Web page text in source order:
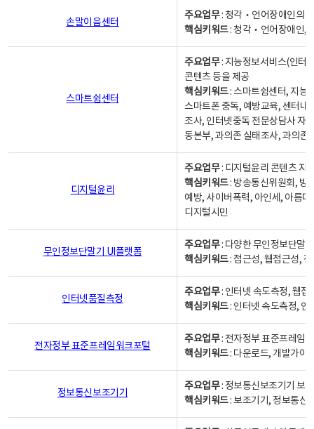
손말이음센터
주요업무: 청각‧언어장애인의
핵심키워드: 청각‧언어장애인,
스마트쉼센터
주요업무: 지능정보서비스(인터
콘텐츠 등을 제공
핵심키워드: 스마트쉼센터, 지능
스마트폰 중독, 예방교육, 센터내
조사, 인터넷중독 전문상담사 자
동본부, 과의존 실태조사, 과의존
디지털윤리
주요업무: 디지털윤리 콘텐츠 지
핵심키워드: 방송통신위원회, 방
예방, 사이버폭력, 아인세, 아름
디지털시민
무인정보단말기 UI플랫폼
주요업무: 다양한 무인정보단말
핵심키워드: 접근성, 웹접근성,
인터넷품질측정
주요업무: 인터넷 속도측정, 웹접
핵심키워드: 인터넷 속도측정, 인
전자정부 표준프레임워크포털
주요업무: 전자정부 표준프레임
핵심키워드: 다운로드, 개발가이
정보통신보조기기
주요업무: 정보통신보조기기 보
핵심키워드: 보조기기, 정보통신